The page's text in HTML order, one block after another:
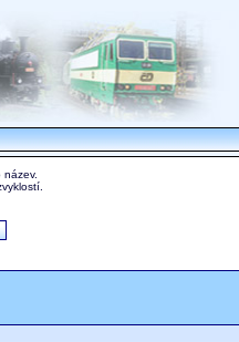
název.